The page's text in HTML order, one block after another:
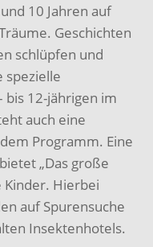
10 Jahren auf
Geschichten
schlüpfen und
spezielle
bis 12-jährigen im
auch eine
dem Programm. Eine
„Das große
Kinder. Hierbei
auf Spurensuche
Insektenhotels.